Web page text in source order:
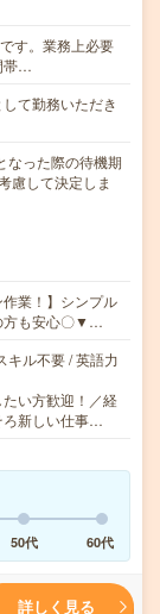
す。業務上必要
帯…
て勤務いただき
った際の待機期
慮して決定しま
作業！】シンプル
方も安心〇▼…
キル不要 / 英語力
い方歓迎！／経
ろ新しい仕事…
50代 60代
詳しく見る